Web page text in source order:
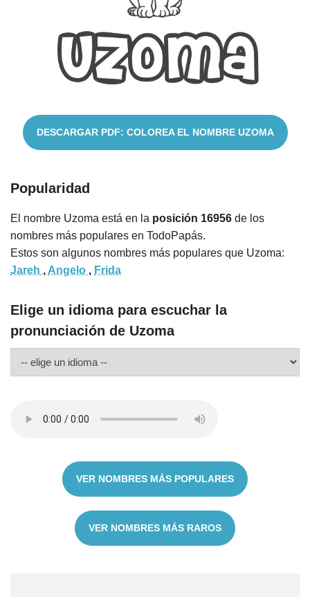
DESCARGAR PDF: COLOREA EL NOMBRE UZOMA
Popularidad
El nombre Uzoma está en la posición 16956 de los
nombres más populares en TodoPapás.
Estos son algunos nombres más populares que Uzoma:
Jareh , Angelo , Frida
Elige un idioma para escuchar la
pronunciación de Uzoma
VER NOMBRES MÁS POPULARES
VER NOMBRES MÁS RAROS